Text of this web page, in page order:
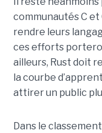
communautés C
rendre leurs
ces efforts
ailleurs, Rust doit
la courbe
attirer un public
Dans le